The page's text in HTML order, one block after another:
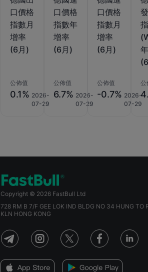
口價格
指數月
增率
(6月)
公佈值
0.1% 2026-
07-29
口價格
指數年
增率
(6月)
公佈值
6.7% 2026-
07-29
口價格
指數月
增率
(6月)
公佈值
-0.7% 2026-
07-29
公
Copyright © 2026 FastBull Ltd
728 RM B 7/F GEE LOK IND BLDG NO 34 HUNG TO
KLN HONG KONG